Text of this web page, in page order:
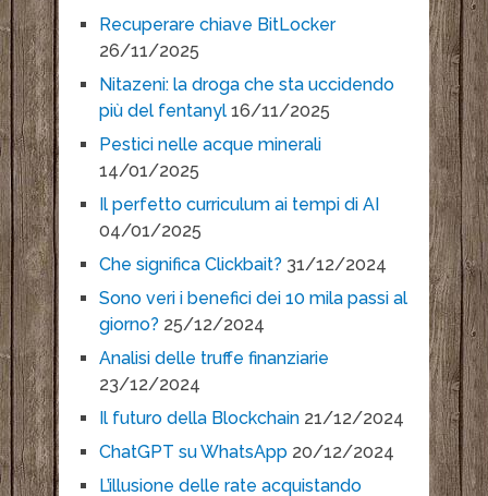
Recuperare chiave BitLocker
26/11/2025
Nitazeni: la droga che sta uccidendo
più del fentanyl 16/11/2025
Pestici nelle acque minerali
14/01/2025
Il perfetto curriculum ai tempi di AI
04/01/2025
Che significa Clickbait? 31/12/2024
Sono veri i benefici dei 10 mila passi al
giorno? 25/12/2024
Analisi delle truffe finanziarie
23/12/2024
Il futuro della Blockchain 21/12/2024
ChatGPT su WhatsApp 20/12/2024
L’illusione delle rate acquistando